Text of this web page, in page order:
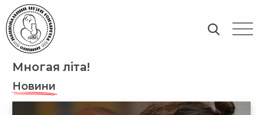
Многая літа!
Новини